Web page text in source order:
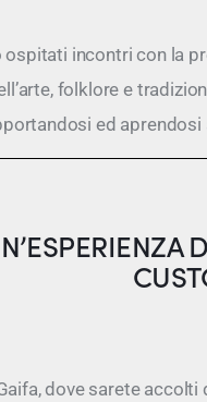
ospitati incontri con la
folklore e
ed
dove sarete